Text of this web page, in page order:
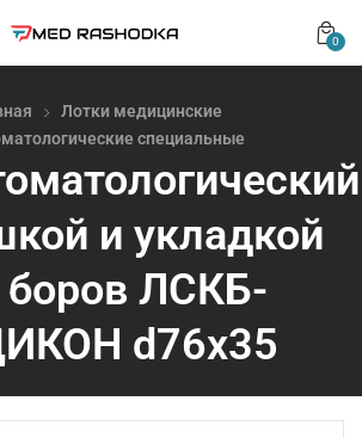
0
Лотки медицинские
специальные
и укладкой
ЛСКБ-
d76х35